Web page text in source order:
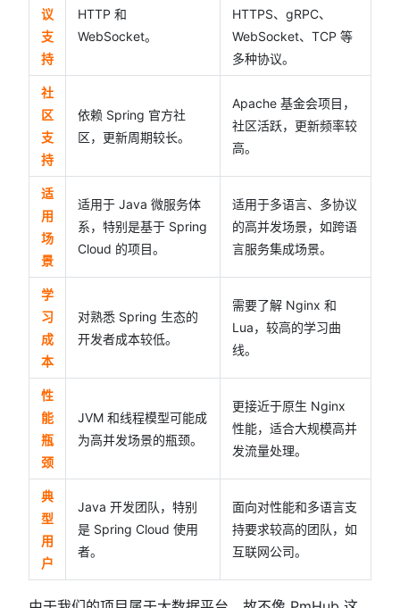
议
支
持
HTTP 和
WebSocket。
HTTPS、gRPC、
WebSocket、TCP 等
多种协议。
社
区
支
持
依赖 Spring 官方社
区，更新周期较长。
Apache 基金会项目，
社区活跃，更新频率较
高。
适
用
场
景
适用于 Java 微服务体
系，特别是基于 Spring
Cloud 的项目。
适用于多语言、多协议
的高并发场景，如跨语
言服务集成场景。
学
习
成
本
对熟悉 Spring 生态的
开发者成本较低。
需要了解 Nginx 和
Lua，较高的学习曲
线。
性
能
瓶
颈
JVM 和线程模型可能成
为高并发场景的瓶颈。
更接近于原生 Nginx
性能，适合大规模高并
发流量处理。
典
型
用
户
Java 开发团队，特别
是 Spring Cloud 使用
者。
面向对性能和多语言支
持要求较高的团队，如
互联网公司。